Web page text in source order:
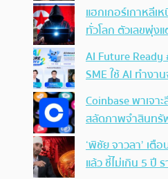
แฮกเกอร์เกาหลีเ
ทั่วโลก ตัวเลขพุ่งแ
AI Future
SME ใช้ AI ทำงา
Coinbase พาเจา
สลัดภาพจำสินทรั
‘พิชัย จาวลา’ เตื
แล้ว ชี้ไม่เกิน 5 ปี